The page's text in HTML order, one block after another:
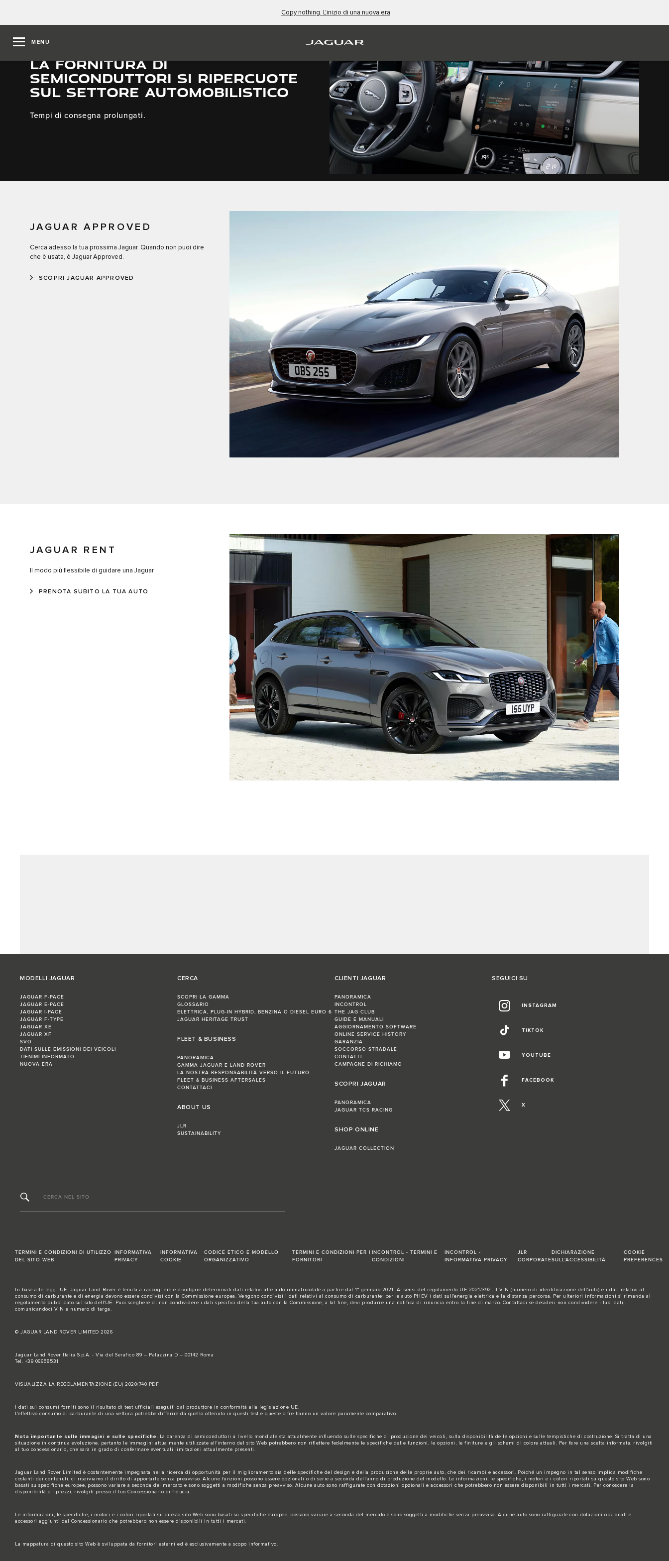
Copy nothing. L'inizio di una nuova era
MENU
LA FORNITURA DI
SEMICONDUTTORI SI RIPERCUOTE
SUL SETTORE AUTOMOBILISTICO
Tempi di consegna prolungati.
JAGUAR APPROVED
Cerca adesso la tua prossima Jaguar. Quando non puoi dire
che è usata, è Jaguar Approved.
SCOPRI JAGUAR APPROVED
JAGUAR RENT
Il modo più flessibile di guidare una Jaguar
PRENOTA SUBITO LA TUA AUTO
MODELLI JAGUAR
JAGUAR F-PACE
JAGUAR E-PACE
JAGUAR I-PACE
JAGUAR F-TYPE
JAGUAR XE
JAGUAR XF
SVO
DATI SULLE EMISSIONI DEI VEICOLI
TIENIMI INFORMATO
NUOVA ERA
CERCA
SCOPRI LA GAMMA
GLOSSARIO
ELETTRICA, PLUG-IN HYBRID, BENZINA O DIESEL EURO 6
JAGUAR HERITAGE TRUST
FLEET & BUSINESS
PANORAMICA
GAMMA JAGUAR E LAND ROVER
LA NOSTRA RESPONSABILITÀ VERSO IL FUTURO
FLEET & BUSINESS AFTERSALES
CONTATTACI
ABOUT US
JLR
SUSTAINABILITY
CLIENTI JAGUAR
PANORAMICA
INCONTROL
THE JAG CLUB
GUIDE E MANUALI
AGGIORNAMENTO SOFTWARE
ONLINE SERVICE HISTORY
GARANZIA
SOCCORSO STRADALE
CONTATTI
CAMPAGNE DI RICHIAMO
SCOPRI JAGUAR
PANORAMICA
JAGUAR TCS RACING
SHOP ONLINE
JAGUAR COLLECTION
SEGUICI SU
INSTAGRAM
TIKTOK
YOUTUBE
FACEBOOK
X
CERCA NEL SITO
TERMINI E CONDIZIONI DI UTILIZZO
DEL SITO WEB
INFORMATIVA
PRIVACY
INFORMATIVA
COOKIE
CODICE ETICO E MODELLO
ORGANIZZATIVO
TERMINI E CONDIZIONI PER I
FORNITORI
INCONTROL - TERMINI E
CONDIZIONI
INCONTROL -
INFORMATIVA PRIVACY
JLR
CORPORATE
DICHIARAZIONE
SULL'ACCESSIBILITÀ
COOKIE
PREFERENCES
In base alle leggi UE, Jaguar Land Rover è tenuta a raccogliere e divulgare determinati dati relativi alle auto immatricolate a partire dal 1° gennaio 2021. Ai sensi del regolamento UE 2021/392, il VIN (numero di identificazione dell'auto) e i dati relativi al
consumo di carburante e di energia devono essere condivisi con la Commissione europea. Vengono condivisi i dati relativi al consumo di carburante; per le auto PHEV i dati sull'energia elettrica e la distanza percorsa. Per ulteriori informazioni si rimanda al
regolamento pubblicato sul sito dell'UE . Puoi scegliere di non condividere i dati specifici della tua auto con la Commissione; a tal fine, devi produrre una notifica di rinuncia entro la fine di marzo. Contattaci se desideri non condividere i tuoi dati,
comunicandoci VIN e numero di targa.
© JAGUAR LAND ROVER LIMITED 2026
Jaguar Land Rover Italia S.p.A. - Via del Serafico 89 – Palazzina D – 00142 Roma
Tel. +39 06658531
VISUALIZZA LA REGOLAMENTAZIONE (EU) 2020/740 PDF
I dati sui consumi forniti sono il risultato di test ufficiali eseguiti dal produttore in conformità alla legislazione UE.
L'effettivo consumo di carburante di una vettura potrebbe differire da quello ottenuto in questi test e queste cifre hanno un valore puramente comparativo.
Nota importante sulle immagini e sulle specifiche
. La carenza di semiconduttori a livello mondiale sta attualmente influendo sulle specifiche di produzione dei veicoli, sulla disponibilità delle opzioni e sulle tempistiche di costruzione. Si tratta di una
situazione in continua evoluzione, pertanto le immagini attualmente utilizzate all'interno del sito Web potrebbero non riflettere fedelmente le specifiche delle funzioni, le opzioni, le finiture e gli schemi di colore attuali. Per fare una scelta informata, rivolgiti
al tuo concessionario, che sarà in grado di confermare eventuali limitazioni attualmente presenti.
Jaguar Land Rover Limited è costantemente impegnata nella ricerca di opportunità per il miglioramento sia delle specifiche del design e della produzione delle proprie auto, che dei ricambi e accessori. Poiché un impegno in tal senso implica modifiche
costanti dei contenuti, ci riserviamo il diritto di apportarle senza preavviso. Alcune funzioni possono essere opzionali o di serie a seconda dell'anno di produzione del modello. Le informazioni, le specifiche, i motori e i colori riportati su questo sito Web sono
basati su specifiche europee, possono variare a seconda del mercato e sono soggetti a modifiche senza preavviso. Alcune auto sono raffigurate con dotazioni opzionali e accessori che potrebbero non essere disponibili in tutti i mercati. Per conoscere la
disponibilità e i prezzi, rivolgiti presso il tuo Concessionario di fiducia.
Le informazioni, le specifiche, i motori e i colori riportati su questo sito Web sono basati su specifiche europee, possono variare a seconda del mercato e sono soggetti a modifiche senza preavviso. Alcune auto sono raffigurate con dotazioni opzionali e
accessori aggiunti dal Concessionario che potrebbero non essere disponibili in tutti i mercati.
La mappatura di questo sito Web è sviluppata da fornitori esterni ed è esclusivamente a scopo informativo.